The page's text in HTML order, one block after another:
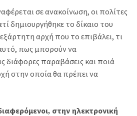
σε ανακοίνωση, οι πολίτες
δημιουργήθηκε το δίκαιο του
αρχή που το επιβάλει, τι
αυτό, πως μπορούν να
διάφορες παραβάσεις και ποιά
στην οποία θα πρέπει να
στην ηλεκτρονική